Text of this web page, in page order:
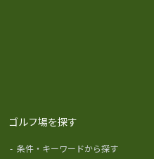
ゴルフ場を探す
- 条件・キーワードから探す